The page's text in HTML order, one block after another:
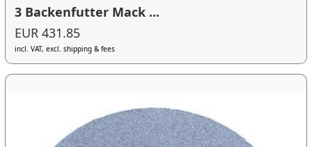
3 Backenfutter Mack ...
EUR 431.85
incl. VAT, excl. shipping & fees